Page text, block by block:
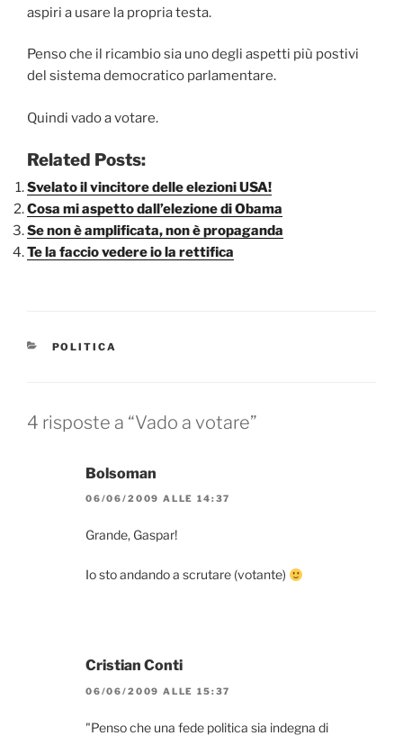
aspiri a usare la propria testa.
Penso che il ricambio sia uno degli aspetti più postivi
del sistema democratico parlamentare.
Quindi vado a votare.
Related Posts:
Svelato il vincitore delle elezioni USA!
Cosa mi aspetto dall’elezione di Obama
Se non è amplificata, non è propaganda
Te la faccio vedere io la rettifica
CATEGORIE
POLITICA
4 risposte a “Vado a votare”
Bolsoman
06/06/2009 ALLE 14:37
Grande, Gaspar!
Io sto andando a scrutare (votante)
Cristian Conti
06/06/2009 ALLE 15:37
"Penso che una fede politica sia indegna di